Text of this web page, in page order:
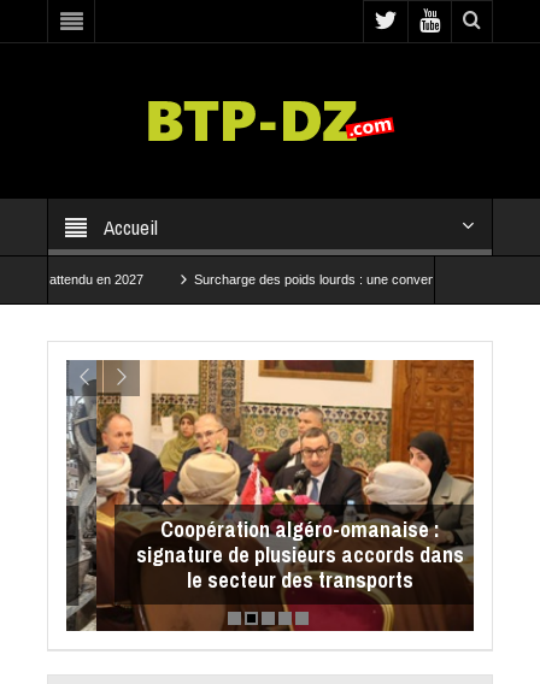
Accueil
Surcharge des poids lourds : une convention pour renforcer les contrôles
Coopération algéro-omanaise :
signature de plusieurs accords dans
le secteur des transports